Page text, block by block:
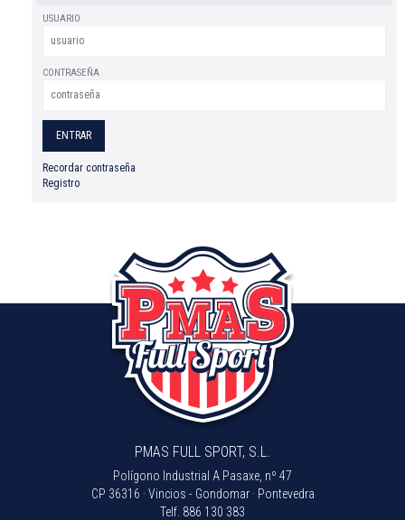
USUARIO
CONTRASEÑA
Recordar contraseña
Registro
PMAS FULL SPORT, S.L.
Polígono Industrial A Pasaxe, nº 47
CP 36316 · Vincios - Gondomar · Pontevedra
Telf. 886 130 383